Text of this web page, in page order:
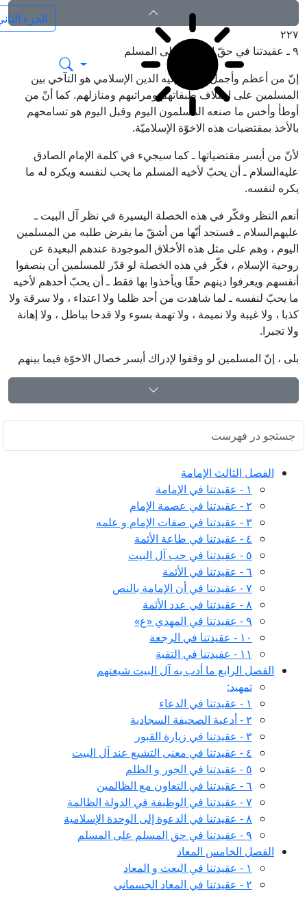
بدایة المعارف الالهیة
٢٢٧
٩ ـ عقيدتنا في حقّ المسلم على المسلم
إنّ من أعظم وأجمل ما دعا إليه الدين الإسلامي هو التآخي بين
المسلمين على اختلاف طبقاتهم ومراتبهم ومنازلهم. كما أنّ من
أوطأ وأخس ما صنعه المسلمون اليوم وقبل اليوم هو تسامحهم
بالأخذ بمقتضيات هذه الاخوّة الإسلاميّة.
لأنّ من أيسر مقتضياتها ـ كما سيجيء في كلمة الإمام الصادق
عليه‌السلام ـ أن يحبّ لأخيه المسلم ما يحب لنفسه ويكره له ما
يكره لنفسه.
أنعم النظر وفكّر في هذه الخصلة اليسيرة في نظر آل البيت ـ
عليهم‌السلام ـ فستجد أنّها من أشقّ ما يفرض طلبه من المسلمين
اليوم ، وهم على مثل هذه الأخلاق الموجودة عندهم البعيدة عن
روحية الإسلام ، فكّر في هذه الخصلة لو قدّر للمسلمين أن ينصفوا
أنفسهم ويعرفوا دينهم حقّا ويأخذوا بها فقط ـ أن يحبّ أحدهم لأخيه
ما يحبّ لنفسه ـ لما شاهدت من أحد ظلما ولا اعتداء ، ولا سرقة ولا
كذبا ، ولا غيبة ولا نميمة ، ولا تهمة بسوء ولا قدحا بباطل ، ولا إهانة
ولا تجبرا.
بلى ، إنّ المسلمين لو وقفوا لإدراك أيسر خصال الاخوّة فيما بينهم
الفصل الثالث الإمامة
١ - عقيدتنا في الإمامة
٢ - عقيدتنا في عصمة الإمام
٣ - عقيدتنا في صفات الإمام و علمه
٤ - عقيدتنا في طاعة الأئمة
٥ - عقيدتنا في حب آل البيت
٦ - عقيدتنا في الأئمة
٧ - عقيدتنا في أن الإمامة بالنص
٨ - عقيدتنا في عدد الأئمة
٩ - عقيدتنا في المهدي «ع»
١٠ - عقيدتنا في الرجعة
١١ - عقيدتنا في التقية
الفصل الرابع ما أدب به آل البيت شيعتهم
تمهيد:
١ - عقيدتنا في الدعاء
٢ - أدعية الصحيفة السجادية
٣ - عقيدتنا في زيارة القبور
٤ - عقيدتنا في معنى التشيع عند آل البيت
٥ - عقيدتنا في الجور و الظلم
٦ - عقيدتنا في التعاون مع الظالمين
٧ - عقيدتنا في الوظيفة في الدولة الظالمة
٨ - عقيدتنا في الدعوة إلى الوحدة الإسلامية
٩ - عقيدتنا في حق المسلم على المسلم
الفصل الخامس المعاد
١ - عقيدتنا في البعث و المعاد
٢ - عقيدتنا في المعاد الجسماني